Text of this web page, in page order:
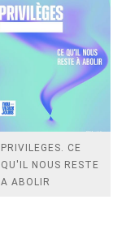
PRIVILEGES. CE
QU'IL NOUS RESTE
A ABOLIR